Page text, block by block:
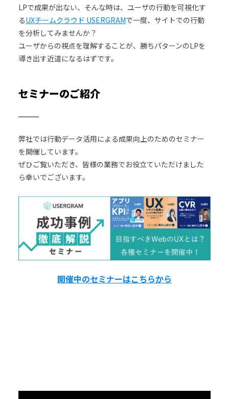
LPで成果が出ない、そんな時は、ユーザの行動を可視化す
るUXチームクラウド USERGRAMで一度、サイトでの行動
を分析してみませんか？
ユーザからの視点を理解することが、勝ちパターンのLPを
導き出す近道になるはずです。
セミナーのご紹介
弊社では行動データ活用による成果向上のためのセミナー
を開催しています。
ぜひご覧いただき、皆様の業務でお役立ていただけました
ら幸いでございます。
開催中のセミナーはこちらから